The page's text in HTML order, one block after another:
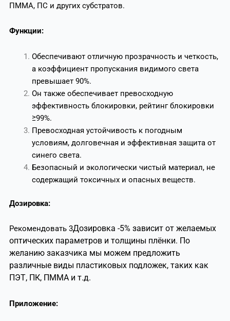
ПММА, ПС и других субстратов.
Функции:
Обеспечивают отличную прозрачность и четкость,
а коэффициент пропускания видимого света
превышает 90%.
Он также обеспечивает превосходную
эффективность блокировки, рейтинг блокировки
≥99%.
Превосходная устойчивость к погодным
условиям, долговечная и эффективная защита от
синего света.
Безопасный и экологически чистый материал, не
содержащий токсичных и опасных веществ.
Дозировка:
Рекомендовать 3Дозировка -5% зависит от желаемых
оптических параметров и толщины плёнки. По
желанию заказчика мы можем предложить
различные виды пластиковых подложек, таких как
ПЭТ, ПК, ПММА и т.д.
Приложение: